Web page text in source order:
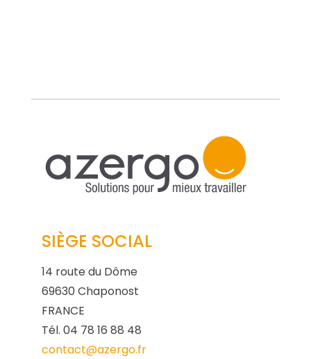
SIÈGE SOCIAL
14 route du Dôme
69630 Chaponost
FRANCE
Tél. 04 78 16 88 48
contact@azergo.fr